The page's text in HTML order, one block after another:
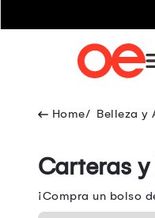
Belleza y
Carteras
¡Compra un bolso